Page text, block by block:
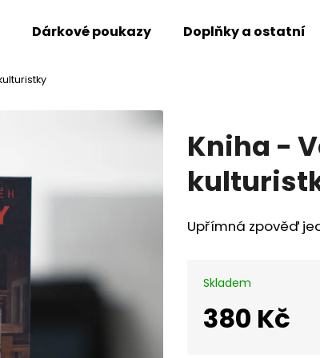
Dárkové poukazy Doplňky a ostatní
Kniha -
Upřímná zpověď
Skladem
380 Kč
Co potřebujete najít?
Hledat